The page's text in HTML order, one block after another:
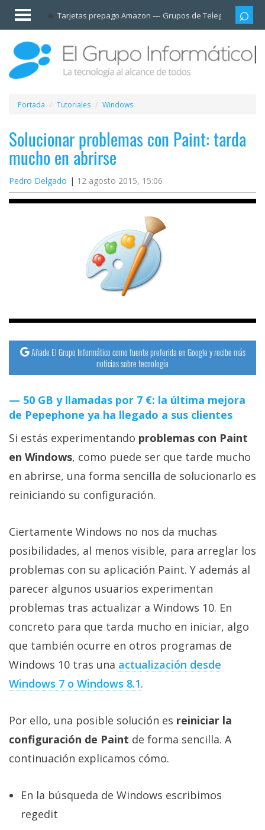
Tarjetas prepago Amazon Grupos de Telegram
Invitado
Iniciar
sesión /
Registrarse
Esenciales
Móviles
Ofertas
Apps
Redes
Trucos
Tutoriales
Ciberseguridad
Sistemas
operativos
Profesional
+
Más
temas
Sorteos
Foros
Contacto
/
Sobre
/
Publicidad
/
Cambiar
de
privacidad
/
Portada Tutoriales Windows
Solucionar problemas con Paint: tarda
mucho en abrirse
Pedro Delgado 12 agosto 2015, 15:06
Añade El Grupo Informático como fuente preferida en Google y recibe más
noticias sobre tecnología
50 GB y llamadas por 7 €: la última mejora
de Pepephone ya ha llegado a sus clientes
Si estás experimentando problemas con Paint
en Windows, como puede ser que tarde mucho
en abrirse, una forma sencilla de solucionarlo es
reiniciando su configuración.
Ciertamente Windows no nos da muchas
posibilidades, al menos visible, para arreglar los
problemas con su aplicación Paint. Y además al
parecer algunos usuarios experimentan
problemas tras actualizar a Windows 10. En
concreto para que tarda mucho en iniciar, algo
que también ocurre en otros programas de
Windows 10 tras una actualización desde
Windows 7 o Windows 8.1.
Por ello, una posible solución es reiniciar la
configuración de Paint de forma sencilla. A
continuación explicamos cómo.
En la búsqueda de Windows escribimos
regedit